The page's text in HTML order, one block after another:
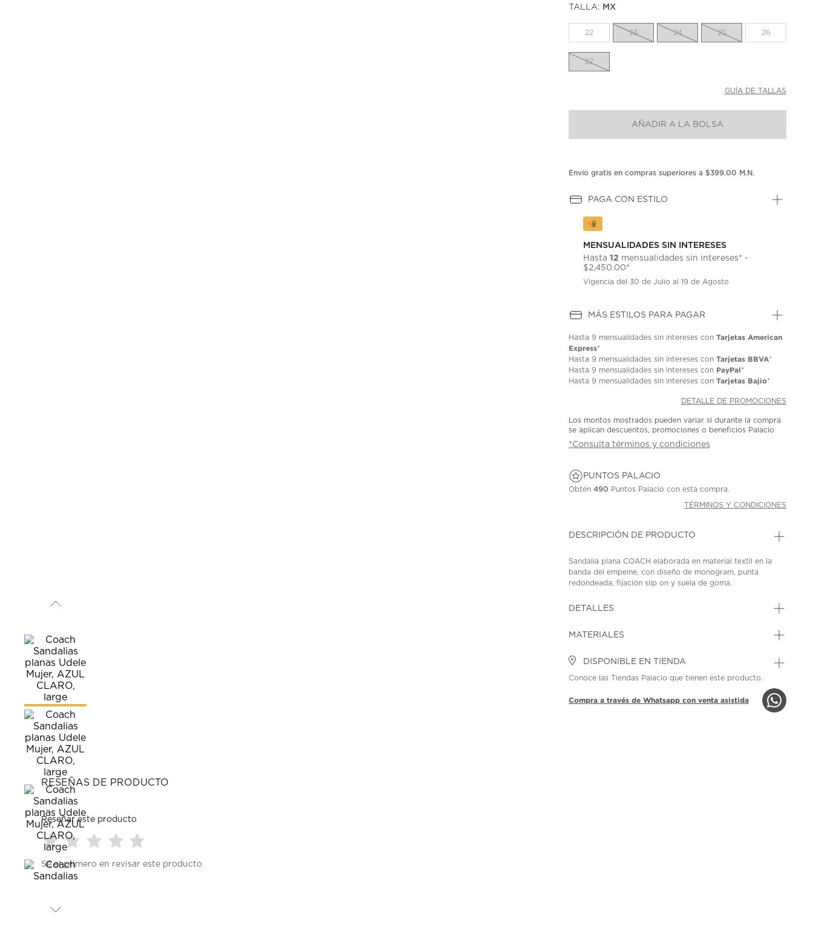
la
misma
TALLA: MX
22 23 24 25 26
27
GUÍA DE TALLAS
AÑADIR A LA BOLSA
Envío gratis en compras superiores a $399.00 M.N.
PAGA CON ESTILO
MENSUALIDADES SIN INTERESES
Hasta12 mensualidades sin intereses* -
$2,450.00*
Vigencia del 30 de Julio al 19 de Agosto
MÁS ESTILOS PARA PAGAR
Hasta9 mensualidades sin intereses conTarjetas American
Express*
Hasta9 mensualidades sin intereses conTarjetas BBVA*
Hasta9 mensualidades sin intereses con PayPal*
Hasta9 mensualidades sin intereses conTarjetas Bajio*
DETALLE DE PROMOCIONES
Los montos mostrados pueden variar si durante la compra
se aplican descuentos, promociones o beneficios Palacio
*Consulta términos y condiciones
PUNTOS PALACIO
Obtén490 Puntos Palacio con esta compra.
TÉRMINOS Y CONDICIONES
DESCRIPCIÓN DE PRODUCTO
Sandalia plana COACH elaborada en material textil en la
banda del empeine, con diseño de monogram, punta
redondeada, fijación slip on y suela de goma.
DETALLES
MATERIALES
DISPONIBLE EN TIENDA
Conoce las Tiendas Palacio que tienen este producto.
Compra a través de Whatsapp con venta asistida
RESEÑAS DE PRODUCTO
Reseñar este producto
Seleccionar
para
calificar
con
para
calificar
paraparapara
Sé el primero en revisar este producto